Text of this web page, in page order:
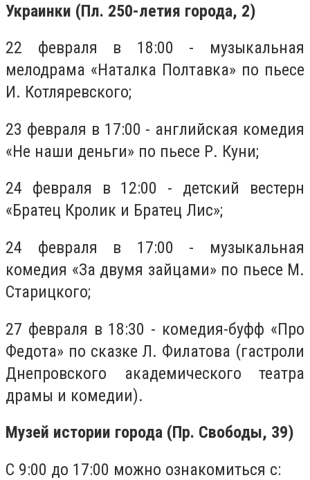
Украинки (Пл. 250-летия города, 2)
22 февраля в 18:00 - музыкальная
мелодрама «Наталка Полтавка» по пьесе
И. Котляревского;
23 февраля в 17:00 - английская комедия
«Не наши деньги» по пьесе Р. Куни;
24 февраля в 12:00 - детский вестерн
«Братец Кролик и Братец Лис»;
24 февраля в 17:00 - музыкальная
комедия «За двумя зайцами» по пьесе М.
Старицкого;
27 февраля в 18:30 - комедия-буфф «Про
Федота» по сказке Л. Филатова (гастроли
Днепровского академического театра
драмы и комедии).
Музей истории города (Пр. Свободы, 39)
С 9:00 до 17:00 можно ознакомиться с: